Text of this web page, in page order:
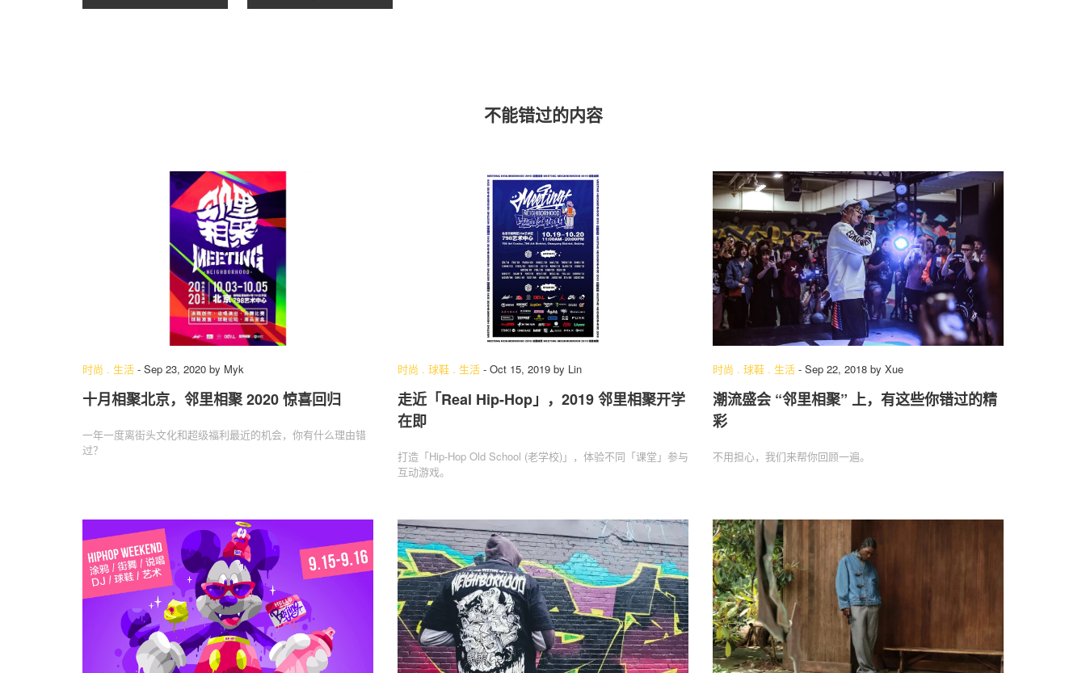
不能错过的内容
时尚 . 生活 - Sep 23, 2020 by Myk
十月相聚北京，邻里相聚 2020 惊喜回归
一年一度离街头文化和超级福利最近的机会，你有什么理由错
过？
时尚 . 球鞋 . 生活 - Oct 15, 2019 by Lin
走近「Real Hip-Hop」，2019 邻里相聚开学
在即
打造「Hip-Hop Old School (老学校)」，体验不同「课堂」参与
互动游戏。
时尚 . 球鞋 . 生活 - Sep 22, 2018 by Xue
潮流盛会 “邻里相聚” 上，有这些你错过的精
彩
不用担心，我们来帮你回顾一遍。